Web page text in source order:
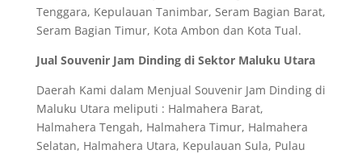
Tenggara, Kepulauan Tanimbar, Seram Bagian Barat,
Seram Bagian Timur, Kota Ambon dan Kota Tual.
Jual Souvenir Jam Dinding di Sektor Maluku Utara
Daerah Kami dalam Menjual Souvenir Jam Dinding di
Maluku Utara meliputi : Halmahera Barat,
Halmahera Tengah, Halmahera Timur, Halmahera
Selatan, Halmahera Utara, Kepulauan Sula, Pulau